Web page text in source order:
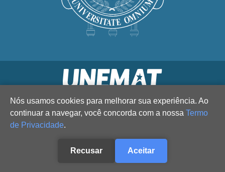
Nós usamos cookies para melhorar sua experiência. Ao
continuar a navegar, você concorda com a nossa Termo
de Privacidade.
Recusar Aceitar